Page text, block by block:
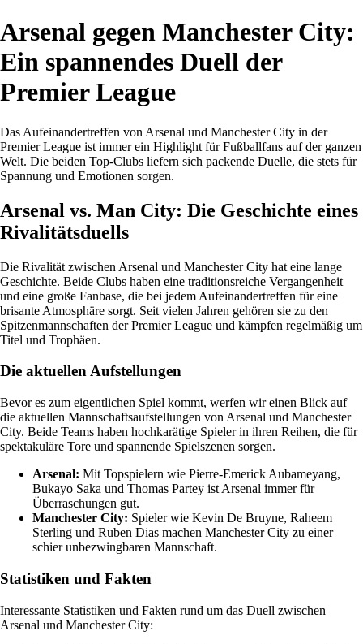
Arsenal gegen Manchester City:
Ein spannendes Duell der
Premier League
Das Aufeinandertreffen von Arsenal und Manchester City in der
Premier League ist immer ein Highlight für Fußballfans auf der ganzen
Welt. Die beiden Top-Clubs liefern sich packende Duelle, die stets für
Spannung und Emotionen sorgen.
Arsenal vs. Man City: Die Geschichte eines
Rivalitätsduells
Die Rivalität zwischen Arsenal und Manchester City hat eine lange
Geschichte. Beide Clubs haben eine traditionsreiche Vergangenheit
und eine große Fanbase, die bei jedem Aufeinandertreffen für eine
brisante Atmosphäre sorgt. Seit vielen Jahren gehören sie zu den
Spitzenmannschaften der Premier League und kämpfen regelmäßig um
Titel und Trophäen.
Die aktuellen Aufstellungen
Bevor es zum eigentlichen Spiel kommt, werfen wir einen Blick auf
die aktuellen Mannschaftsaufstellungen von Arsenal und Manchester
City. Beide Teams haben hochkarätige Spieler in ihren Reihen, die für
spektakuläre Tore und spannende Spielszenen sorgen.
Arsenal: Mit Topspielern wie Pierre-Emerick Aubameyang,
Bukayo Saka und Thomas Partey ist Arsenal immer für
Überraschungen gut.
Manchester City: Spieler wie Kevin De Bruyne, Raheem
Sterling und Ruben Dias machen Manchester City zu einer
schier unbezwingbaren Mannschaft.
Statistiken und Fakten
Interessante Statistiken und Fakten rund um das Duell zwischen
Arsenal und Manchester City: